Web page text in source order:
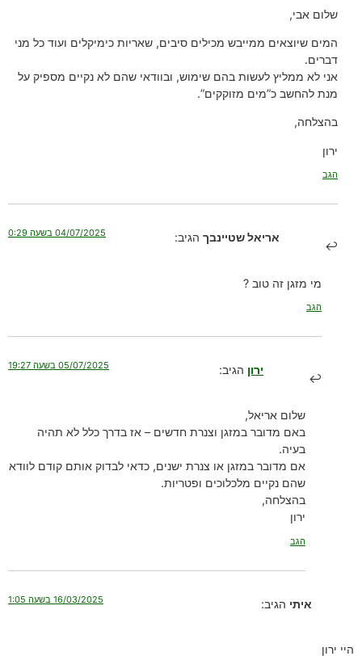
שלום אבי,
המים שיוצאים ממייבש מכילים סיבים, שאריות כימיקלים ועוד כל מני
דברים.
אני לא ממליץ לעשות בהם שימוש, ובוודאי שהם לא נקיים מספיק על
מנת להחשב כ”מים מזוקקים”.
בהצלחה,
ירון
הגב
אריאל שטיינבך הגיב: 04/07/2025 בשעה 0:29
מי מזגן זה טוב ?
הגב
ירון הגיב: 05/07/2025 בשעה 19:27
שלום אריאל,
באם מדובר במזגן וצנרת חדשים – אז בדרך כלל לא תהיה
בעיה.
אם מדובר במזגן או צנרת ישנים, כדאי לבדוק אותם קודם לוודא
שהם נקיים מלכלוכים ופטריות.
בהצלחה,
ירון
הגב
איתי הגיב: 16/03/2025 בשעה 1:05
היי ירון